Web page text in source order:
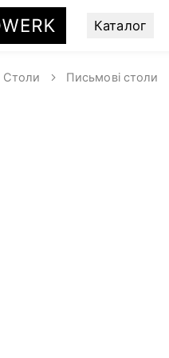
Каталог
Столи Письмові столи